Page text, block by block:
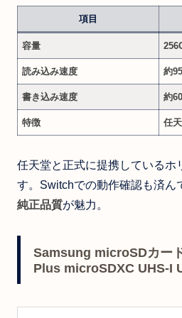
項目
容量
読み込み速度 約
書き込み速度 約
特徴 任
任天堂と正式に提携しているホ
す。Switchでの動作確認も済ん
純正品質が魅力。
Samsung microSDカー
Plus microSDXC UHS-I